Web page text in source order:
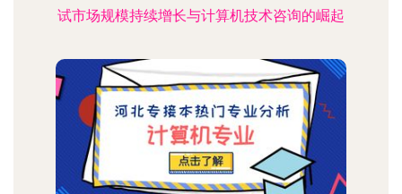
试市场规模持续增长与计算机技术咨询的崛起